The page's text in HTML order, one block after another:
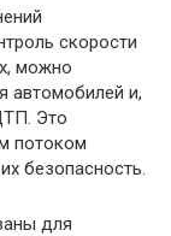
скорости
можно
автомобилей и,
Это
потоком
безопасность.
для